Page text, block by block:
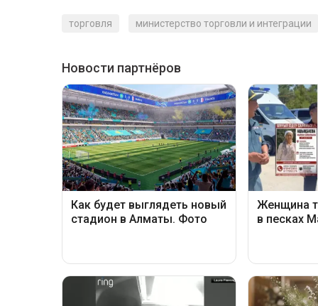
торговля министерство торговли и интеграции